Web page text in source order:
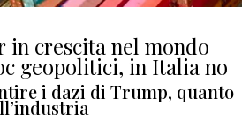
crescita nel mondo
geopolitici, in Italia no
i dazi di Trump, quanto